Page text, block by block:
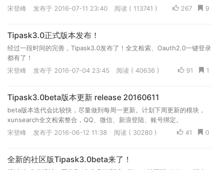
9
267
宋登峰 发布于 2016-07-11 23:40 阅读 ( 113741 )
Tipask3.0正式版本发布！
经过一段时间的完善，Tipask3.0发布了！全文检索、Oauth2.0一键登录
都有了！
1
91
宋登峰 发布于 2016-07-04 23:45 阅读 ( 40636 )
Tipask3.0beta版本更新 release 20160611
beta版本迭代会比较快，尽量做到每周一更新。计划下周更新的模块，
xunsearch全文检索整合，QQ、微信、新浪登陆、账号绑定。
0
41
宋登峰 发布于 2016-06-12 11:38 阅读 ( 30280 )
全新的社区版Tipask3.0beta来了！